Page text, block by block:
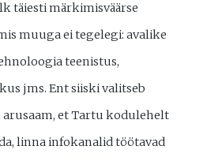
täiesti märkimisväärse
muuga ei tegelegi: avalike
teenistus,
jms. Ent siiski valitseb
arusaam, et Tartu kodulehelt
linna infokanalid töötavad